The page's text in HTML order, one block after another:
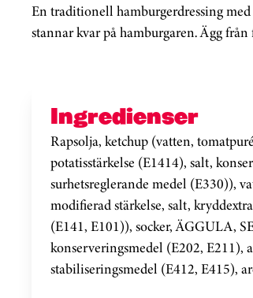
En traditionell hamburgerdressing
stannar kvar på hamburgaren. Ägg
Ingredienser
Rapsolja, ketchup (vatten,
potatisstärkelse (E1414), salt,
surhetsreglerande medel (E330)),
modifierad stärkelse, salt,
(E141, E101)), socker, ÄGGULA,
konserveringsmedel (E202,
stabiliseringsmedel (E412, E415),